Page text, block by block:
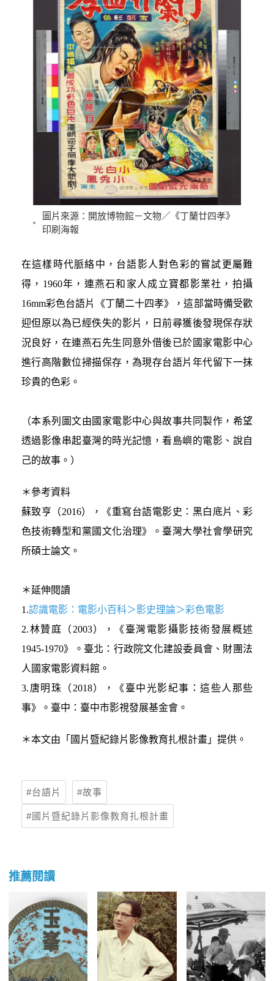
圖片來源：開放博物館－文物／《丁蘭廿四孝》
印刷海報
在這樣時代脈絡中，台語影人對色彩的嘗試更屬難
得，1960年，連燕石和家人成立寶都影業社，拍攝
16mm彩色台語片《丁蘭二十四孝》，這部當時備受歡
迎但原以為已經佚失的影片，日前尋獲後發現保存狀
況良好，在連燕石先生同意外借後已於國家電影中心
進行高階數位掃描保存，為現存台語片年代留下一抹
珍貴的色彩。
（本系列圖文由國家電影中心與故事共同製作，希望
透過影像串起臺灣的時光記憶，看島嶼的電影、說自
己的故事。）
＊參考資料
蘇致亨（2016），《重寫台語電影史：黑白底片、彩
色技術轉型和黨國文化治理》。臺灣大學社會學研究
所碩士論文。
＊延伸閱讀
1.認識電影：電影小百科＞影史理論＞彩色電影
2.林贊庭（2003），《臺灣電影攝影技術發展概述
1945-1970》。臺北：行政院文化建設委員會、財團法
人國家電影資料館。
3.唐明珠（2018），《臺中光影紀事：這些人那些
事》。臺中：臺中市影視發展基金會。
＊本文由「國片暨紀錄片影像教育扎根計畫」提供。
台語片 故事
國片暨紀錄片影像教育扎根計畫
推薦閱讀